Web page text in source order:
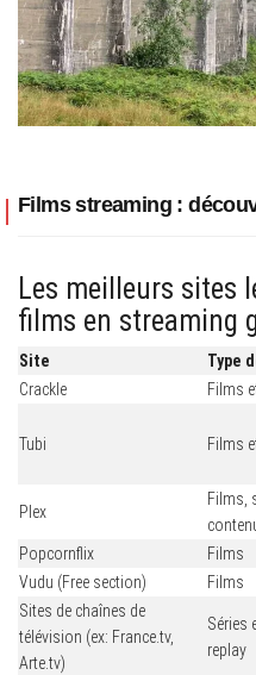
Films streaming :
Les meilleurs sites
films en streaming
Site Type
Crackle
Films
Tubi Films
Plex
Films,
Popcornflix
Films
Vudu (Free section)
Films
Sites de chaînes de
télévision (ex: France.tv,
Arte.tv)
Séries
replay